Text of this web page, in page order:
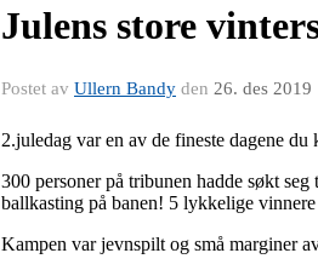
Julens store
Postet av Ullern Bandy den 26. des 2019
2.juledag var en av de fineste dagene
300 personer på tribunen hadde søkt
ballkasting på banen! 5 lykkelige
Kampen var jevnspilt og små marginer